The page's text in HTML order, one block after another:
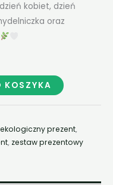
kobiet, dzień
oraz
KOSZYKA
ekologiczny prezent,
, zestaw prezentowy